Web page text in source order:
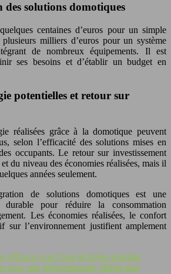
des solutions domotiques
centaines d’euros pour un simple
milliers d’euros pour un système
de nombreux équipements. Il est
ses besoins et d’établir un budget en
potentielles et retour sur
réalisées grâce à la domotique peuvent
selon l’efficacité des solutions mises en
occupants. Le retour sur investissement
du niveau des économies réalisées, mais il
années seulement.
de solutions domotiques est une
durable pour réduire la consommation
Les économies réalisées, le confort
sur l’environnement justifient amplement
efficace avec lixee & home assistant
avec une télécommande philips hue